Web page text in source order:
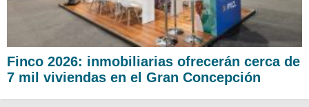
Finco 2026: inmobiliarias ofrecerán cerca de
7 mil viviendas en el Gran Concepción